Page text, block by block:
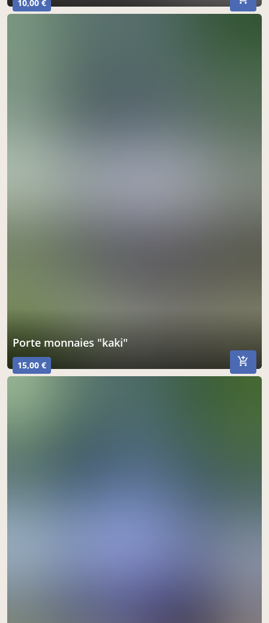
10,00 €
Porte monnaies "kaki"
15,00 €